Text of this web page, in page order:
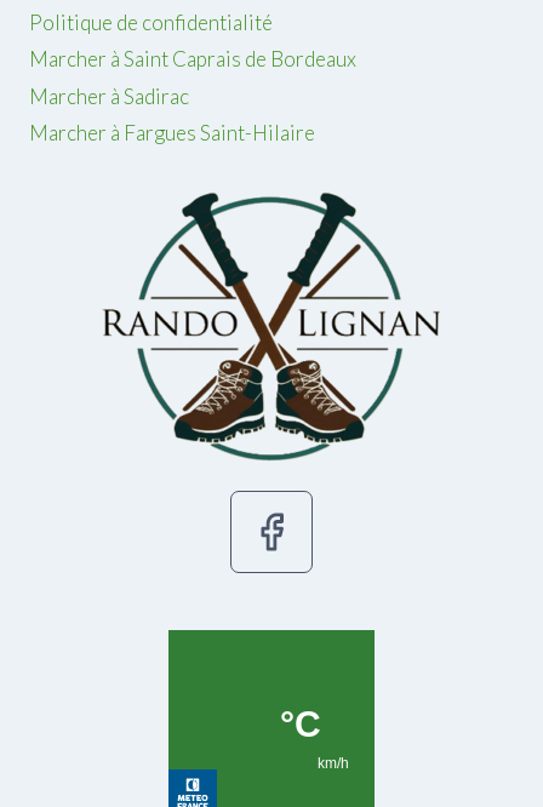
Politique de confidentialité
Marcher à Saint Caprais de Bordeaux
Marcher à Sadirac
Marcher à Fargues Saint-Hilaire